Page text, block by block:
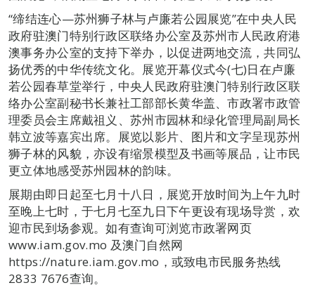
“缔结连心—苏州狮子林与卢廉若公园展览”在中央人民
政府驻澳门特别行政区联络办公室及苏州市人民政府港
澳事务办公室的支持下举办，以促进两地交流，共同弘
扬优秀的中华传统文化。展览开幕仪式今(七)日在卢廉
若公园春草堂举行，中央人民政府驻澳门特别行政区联
络办公室副秘书长兼社工部部长黄华盖、市政署巿政管
理委员会主席戴祖义、苏州市园林和绿化管理局副局长
韩立波等嘉宾出席。展览以影片、图片和文字呈现苏州
狮子林的风貌，亦设有缩景模型及书画等展品，让巿民
更立体地感受苏州园林的韵味。
展期由即日起至七月十八日，展览开放时间为上午九时
至晚上七时，于七月七至九日下午更设有现场导赏，欢
迎市民到场参观。如有查询可浏览市政署网页
www.iam.gov.mo 及澳门自然网
https://nature.iam.gov.mo，或致电市民服务热线
2833 7676查询。